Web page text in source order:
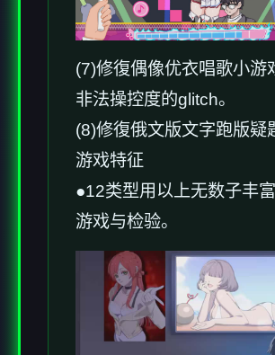
(7)修復偶像优衣唱歌小游
非法操控度的glitch。
(8)修復俄文版文字跑版疑
游戏特征
●12类型用以上无数子丰
游戏与检验。